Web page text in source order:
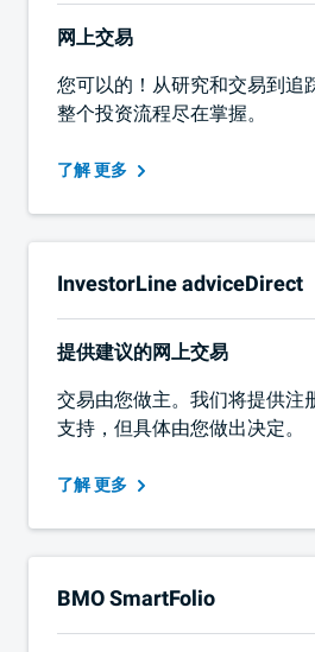
网上交易
您可以的！从研究和交易到追
整个投资流程尽在掌握。
了解更多
InvestorLine adviceDirect
提供建议的网上交易
交易由您做主。我们将提供注
支持，但具体由您做出决定。
了解更多
BMOSmartFolio